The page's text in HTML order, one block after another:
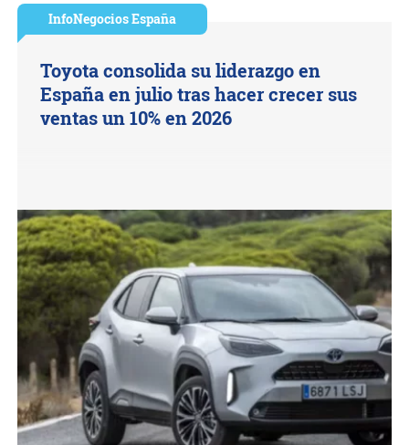
InfoNegocios España
Toyota consolida su liderazgo en
España en julio tras hacer crecer sus
ventas un 10% en 2026